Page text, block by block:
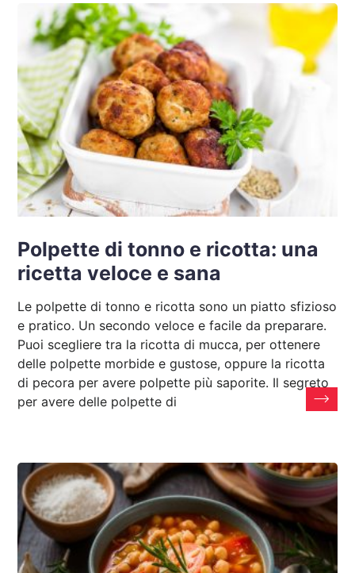
Polpette di tonno e ricotta: una
ricetta veloce e sana
Le polpette di tonno e ricotta sono un piatto sfizioso
e pratico. Un secondo veloce e facile da preparare.
Puoi scegliere tra la ricotta di mucca, per ottenere
delle polpette morbide e gustose, oppure la ricotta
di pecora per avere polpette più saporite. Il segreto
per avere delle polpette di